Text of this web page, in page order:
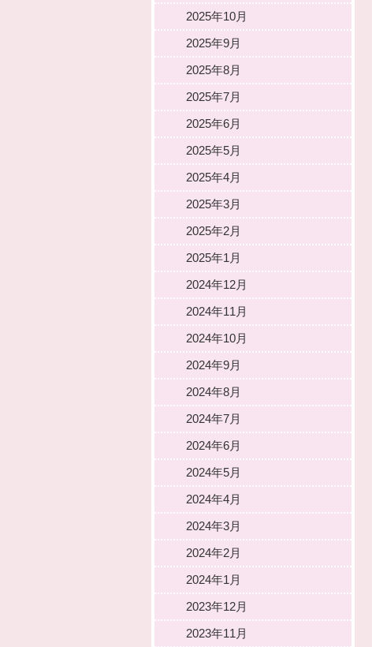
2025年10月
2025年9月
2025年8月
2025年7月
2025年6月
2025年5月
2025年4月
2025年3月
2025年2月
2025年1月
2024年12月
2024年11月
2024年10月
2024年9月
2024年8月
2024年7月
2024年6月
2024年5月
2024年4月
2024年3月
2024年2月
2024年1月
2023年12月
2023年11月